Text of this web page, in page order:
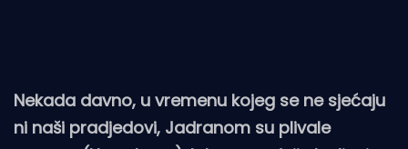
Nekada davno, u vremenu kojeg se ne sjećaju
ni naši pradjedovi, Jadranom su plivale